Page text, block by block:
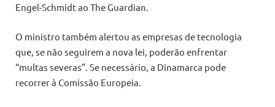
Engel-Schmidt ao The Guardian.
O ministro também alertou as empresas de tecnologia
que, se não seguirem a nova lei, poderão enfrentar
“multas severas”. Se necessário, a Dinamarca pode
recorrer à Comissão Europeia.